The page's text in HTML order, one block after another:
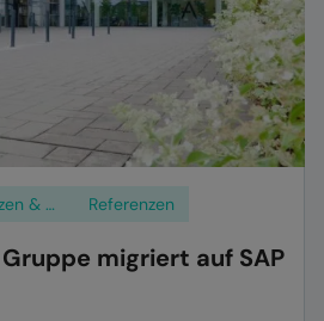
Finanzen & Logistik Referenzen
migriert auf SAP